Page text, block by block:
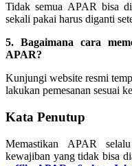
Tidak semua APAR bisa
sekali pakai harus diganti
5. Bagaimana cara
APAR?
Kunjungi website resmi
lakukan pemesanan sesuai
Kata Penutup
Memastikan APAR
kewajiban yang tidak bisa